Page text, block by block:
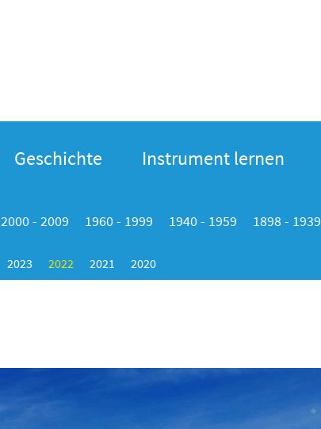
Geschichte Instrument lernen
2000 - 2009 1960 - 1999 1940 - 1959 1898 - 1939
2023 2022 2021 2020